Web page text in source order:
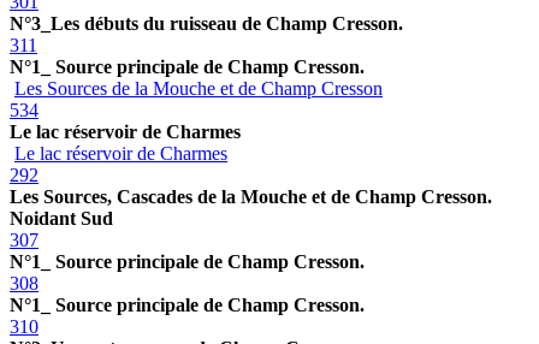
N°3_Les débuts du ruisseau de Champ Cresson.
311
N°1_ Source principale de Champ Cresson.
Les Sources de la Mouche et de Champ Cresson
534
Le lac réservoir de Charmes
Le lac réservoir de Charmes
292
Les Sources, Cascades de la Mouche et de Champ Cresson.
Noidant Sud
307
N°1_ Source principale de Champ Cresson.
308
N°1_ Source principale de Champ Cresson.
310